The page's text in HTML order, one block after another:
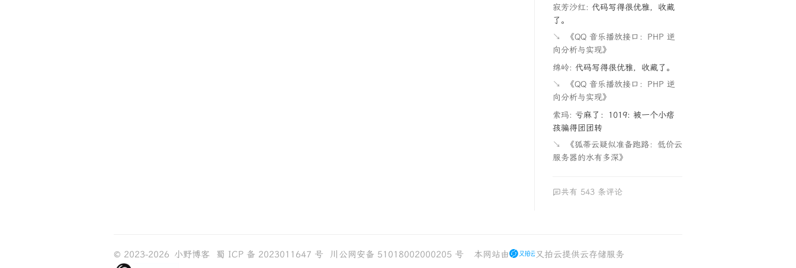
寂芳沙红: 代码写得很优雅，收藏
了。
↘
《QQ 音乐播放接口：PHP 逆
向分析与实现》
绵岭: 代码写得很优雅，收藏了。
↘
《QQ 音乐播放接口：PHP 逆
向分析与实现》
索玛: 亏麻了：1019: 被一个小痞
孩骗得团团转
↘
《狐蒂云疑似准备跑路：低价云
服务器的水有多深》
共有 543 条评论
© 2023-2026 小野博客 蜀 ICP 备 2023011647 号 川公网安备 51018002000205 号 本网站由 又拍云提供云存储服务